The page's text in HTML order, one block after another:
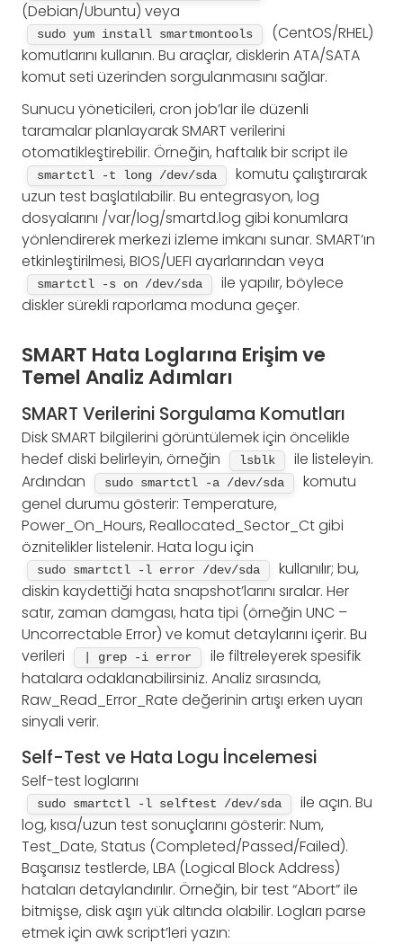
(Debian/Ubuntu) veya
sudo yum install smartmontools
(CentOS/RHEL)
komutlarını kullanın. Bu araçlar, disklerin ATA/SATA
komut seti üzerinden sorgulanmasını sağlar.
Sunucu yöneticileri, cron job’lar ile düzenli
taramalar planlayarak SMART verilerini
otomatikleştirebilir. Örneğin, haftalık bir script ile
smartctl -t long /dev/sda
komutu çalıştırarak
uzun test başlatılabilir. Bu entegrasyon, log
dosyalarını /var/log/smartd.log gibi konumlara
yönlendirerek merkezi izleme imkanı sunar. SMART’ın
etkinleştirilmesi, BIOS/UEFI ayarlarından veya
smartctl -s on /dev/sda
ile yapılır, böylece
diskler sürekli raporlama moduna geçer.
SMART Hata Loglarına Erişim ve
Temel Analiz Adımları
SMART Verilerini Sorgulama Komutları
Disk SMART bilgilerini görüntülemek için öncelikle
hedef diski belirleyin, örneğin
lsblk
ile listeleyin.
Ardından
sudo smartctl -a /dev/sda
komutu
genel durumu gösterir: Temperature,
Power_On_Hours, Reallocated_Sector_Ct gibi
öznitelikler listelenir. Hata logu için
sudo smartctl -l error /dev/sda
kullanılır; bu,
diskin kaydettiği hata snapshot’larını sıralar. Her
satır, zaman damgası, hata tipi (örneğin UNC –
Uncorrectable Error) ve komut detaylarını içerir. Bu
verileri
| grep -i error
ile filtreleyerek spesifik
hatalara odaklanabilirsiniz. Analiz sırasında,
Raw_Read_Error_Rate değerinin artışı erken uyarı
sinyali verir.
Self-Test ve Hata Logu İncelemesi
Self-test loglarını
sudo smartctl -l selftest /dev/sda
ile açın. Bu
log, kısa/uzun test sonuçlarını gösterir: Num,
Test_Date, Status (Completed/Passed/Failed).
Başarısız testlerde, LBA (Logical Block Address)
hataları detaylandırılır. Örneğin, bir test “Abort” ile
bitmişse, disk aşırı yük altında olabilir. Logları parse
etmek için awk script’leri yazın: